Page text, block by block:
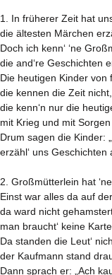
1. In früherer Zeit hat
die ältesten Märchen
Doch ich kenn‘ ‘ne
die and‘re Geschichten
Die heutigen Kinder von
die kennen die Zeit
die kenn‘n nur die
mit Krieg und mit
Drum sagen die Kinder:
erzähl‘ uns Geschichten
2. Großmütterlein hat
Einst war alles da auf
da ward nicht
man braucht‘ keine
Da standen die Leut‘
der Kaufmann stand
Dann sprach er: „Ach